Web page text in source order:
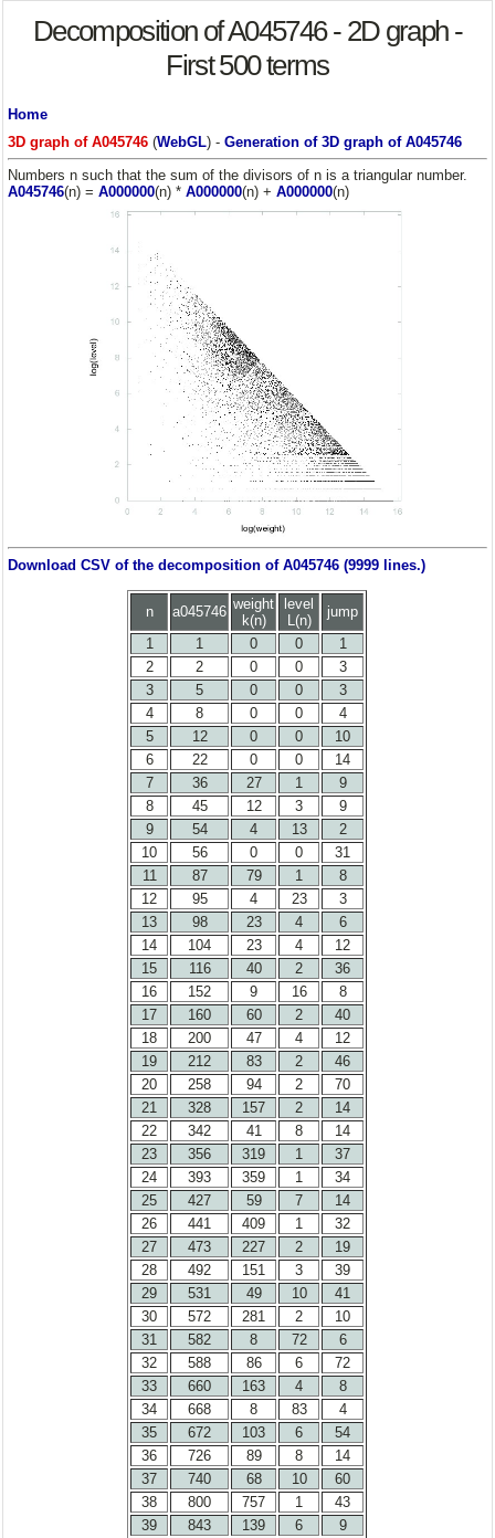
Decomposition of A045746 - 2D graph -
First 500 terms
Home
3D graph of A045746(WebGL) - Generation of 3D graph of A045746
Numbers n such that the sum of the divisors of n is a triangular number.
A045746(n) = A000000(n) * A000000(n) + A000000(n)
Download CSV of the decomposition of A045746 (9999 lines.)
n a045746 weight
k(n)
level
L(n)
jump
1
1 0 0
1
2
2 0 0
3
3
5 0 0
3
4
8 0 0
4
5
12 0 0
10
6
22 0 0
14
7
36 27 1
9
8
45 12 3
9
9
54 4 13
2
10
56 0 0
31
11
87 79 1
8
12
95 4 23
3
13
98 23 4
6
14
104 23 4
12
15
116 40 2
36
16
152 9 16
8
17
160 60 2
40
18
200 47 4
12
19
212 83 2
46
20
258 94 2
70
21
328 157 2
14
22
342 41 8
14
23
356 319 1
37
24
393 359 1
34
25
427 59 7
14
26
441 409 1
32
27
473 227 2
19
28
492 151 3
39
29
531 49 10
41
30
572 281 2
10
31
582 8 72
6
32
588 86 6
72
33
660 163 4
8
34
668 8 83
4
35
672 103 6
54
36
726 89 8
14
37
740 68 10
60
38
800 757 1
43
39
843 139 6
9